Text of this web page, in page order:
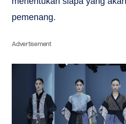
pemenang.
Advertisement